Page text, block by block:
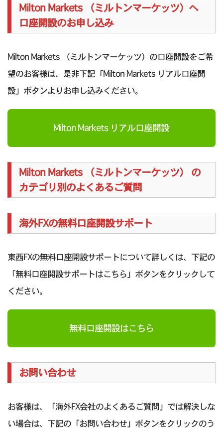
Milton Markets （ミルトンマーケッツ）へ
口座開設のお申し込み
Milton Markets （ミルトンマーケッツ）の口座開設をご希
望のお客様は、是非下記「Milton Markets リアル口座開
設」ボタンよりお申し込みください。
Milton Markets リアル口座開設
Milton Markets （ミルトンマーケッツ） の
カテゴリ別のよくあるご質問
海外FXの無料口座開設サポート
東西FXの無料口座開設サポートについて詳しくは、下記の
「無料口座開設サポートはこちら」ボタンをクリックして
ください。
無料口座開設はこちら
お問い合わせ
お客様は、「海外FX会社のよくあるご質問」では解決しな
い場合は、下記の「お問い合わせ」ボタンをクリックのう